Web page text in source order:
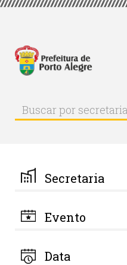
Pular
principal
Buscar
Buscar
por
palavra-
chave
Secretaria
Evento
Data